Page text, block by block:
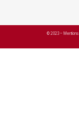
© 2023 –